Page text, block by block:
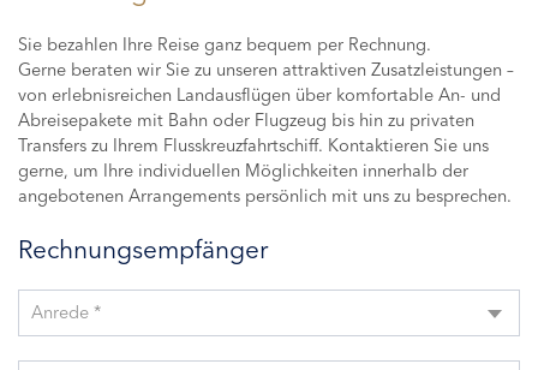
Sie bezahlen Ihre Reise ganz bequem per Rechnung.
Gerne beraten wir Sie zu unseren attraktiven Zusatzleistungen –
von erlebnisreichen Landausflügen über komfortable An- und
Abreisepakete mit Bahn oder Flugzeug bis hin zu privaten
Transfers zu Ihrem Flusskreuzfahrtschiff. Kontaktieren Sie uns
gerne, um Ihre individuellen Möglichkeiten innerhalb der
angebotenen Arrangements persönlich mit uns zu besprechen.
Rechnungsempfänger
Anrede *